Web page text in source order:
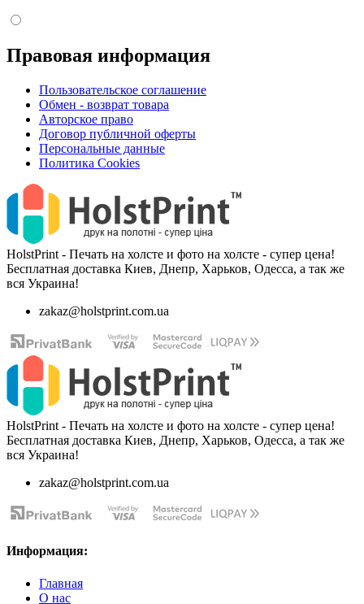
Правовая информация
Пользовательское соглашение
Обмен - возврат товара
Авторское право
Договор публичной оферты
Персональные данные
Политика Cookies
HolstPrint - Печать на холсте и фото на холсте - супер цена!
Бесплатная доставка Киев, Днепр, Харьков, Одесса, а так же
вся Украина!
zakaz@holstprint.com.ua
HolstPrint - Печать на холсте и фото на холсте - супер цена!
Бесплатная доставка Киев, Днепр, Харьков, Одесса, а так же
вся Украина!
zakaz@holstprint.com.ua
Информация:
Главная
О нас